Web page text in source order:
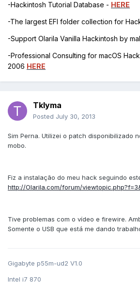
-Hackintosh Tutorial Database - HERE
-The largest EFI folder collection for
-Support Olarila Vanilla Hackintosh by
-Professional Consulting for macOS
2006 HERE
Tklyma
Posted July 30, 2013
Sim Perna. Utilizei o patch disponibilizado
mobo.
Fiz a instalação do meu hack seguindo
http://Olarila.com/forum/
Tive problemas com o vídeo e firewire.
Somente o USB que está me dando
Gigabyte p55m-ud2 V1.0
Intel i7 870